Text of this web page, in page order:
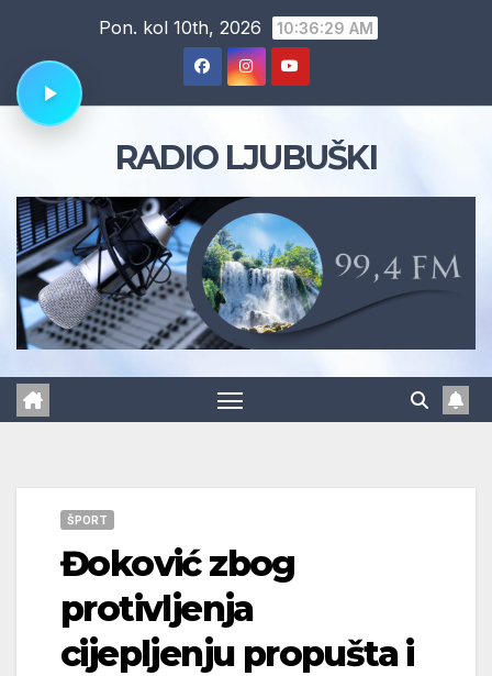
content
Pon. kol 10th, 2026 10:36:30 AM
RADIO LJUBUŠKI
ŠPORT
Đoković zbog
protivljenja
cijepljenju propušta i